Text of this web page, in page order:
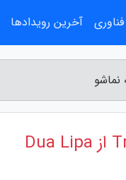
آخرین رویدادها